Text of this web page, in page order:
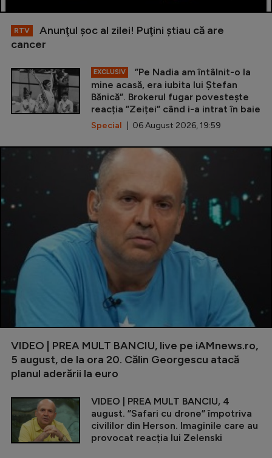
RTV
Anunţul şoc al zilei! Puţini ştiau că are
cancer
EXCLUSIV
”Pe Nadia am întâlnit-o la
mine acasă, era iubita lui Ștefan
Bănică”. Brokerul fugar povestește
reacția ”Zeiței” când i-a intrat în baie
Special | 06 August 2026, 19:59
VIDEO | PREA MULT BANCIU, live pe iAMnews.ro,
5 august, de la ora 20. Călin Georgescu atacă
planul aderării la euro
VIDEO | PREA MULT BANCIU, 4
august. ”Safari cu drone” împotriva
civililor din Herson. Imaginile care au
provocat reacția lui Zelenski